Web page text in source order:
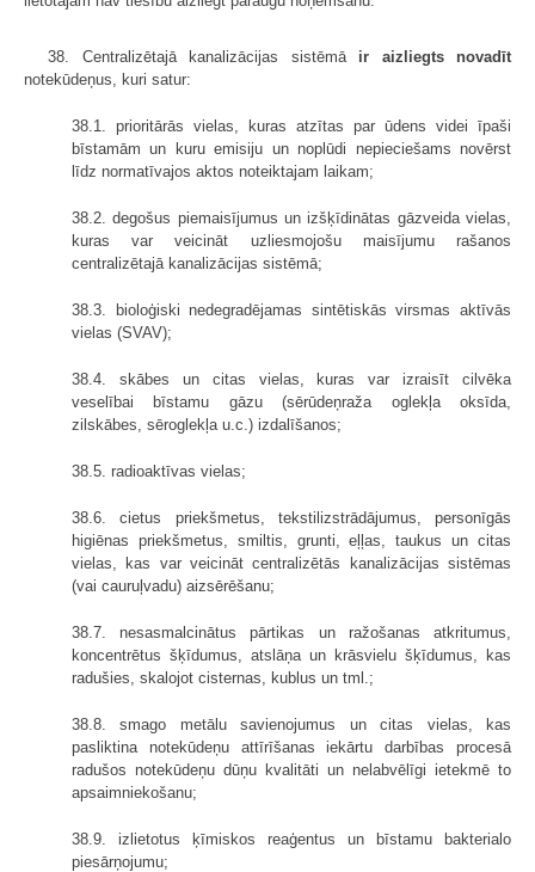
38. Centralizētajā kanalizācijas sistēmā ir aizliegts novadīt
notekūdeņus, kuri satur:
38.1. prioritārās vielas, kuras atzītas par ūdens videi īpaši
bīstamām un kuru emisiju un noplūdi nepieciešams novērst
līdz normatīvajos aktos noteiktajam laikam;
38.2. degošus piemaisījumus un izšķīdinātas gāzveida vielas,
kuras var veicināt uzliesmojošu maisījumu rašanos
centralizētajā kanalizācijas sistēmā;
38.3. bioloģiski nedegradējamas sintētiskās virsmas aktīvās
vielas (SVAV);
38.4. skābes un citas vielas, kuras var izraisīt cilvēka
veselībai bīstamu gāzu (sērūdeņraža oglekļa oksīda,
zilskābes, sēroglekļa u.c.) izdalīšanos;
38.5. radioaktīvas vielas;
38.6. cietus priekšmetus, tekstilizstrādājumus, personīgās
higiēnas priekšmetus, smiltis, grunti, eļļas, taukus un citas
vielas, kas var veicināt centralizētās kanalizācijas sistēmas
(vai cauruļvadu) aizsērēšanu;
38.7. nesasmalcinātus pārtikas un ražošanas atkritumus,
koncentrētus šķīdumus, atslāņa un krāsvielu šķīdumus, kas
radušies, skalojot cisternas, kublus un tml.;
38.8. smago metālu savienojumus un citas vielas, kas
pasliktina notekūdeņu attīrīšanas iekārtu darbības procesā
radušos notekūdeņu dūņu kvalitāti un nelabvēlīgi ietekmē to
apsaimniekošanu;
38.9. izlietotus ķīmiskos reaģentus un bīstamu bakterialo
piesārņojumu;